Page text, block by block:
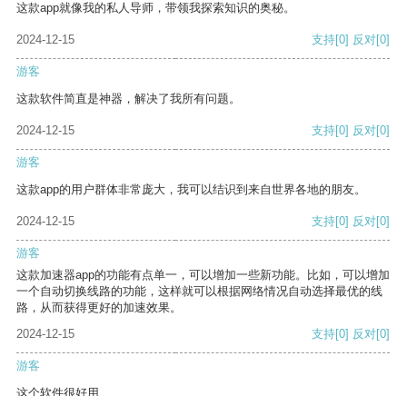
这款app就像我的私人导师，带领我探索知识的奥秘。
2024-12-15 支持[0] 反对[0]
游客
这款软件简直是神器，解决了我所有问题。
2024-12-15 支持[0] 反对[0]
游客
这款app的用户群体非常庞大，我可以结识到来自世界各地的朋友。
2024-12-15 支持[0] 反对[0]
游客
这款加速器app的功能有点单一，可以增加一些新功能。比如，可以增加
一个自动切换线路的功能，这样就可以根据网络情况自动选择最优的线
路，从而获得更好的加速效果。
2024-12-15
支持[0] 反对[0]
游客
这个软件很好用